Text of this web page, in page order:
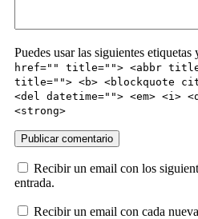
Puedes usar las siguientes etiquetas
href="" title=""> <abbr
title=""> <b> <blockquote
<del datetime=""> <em> <i>
<strong>
Recibir un email con los
entrada.
Recibir un email con cada